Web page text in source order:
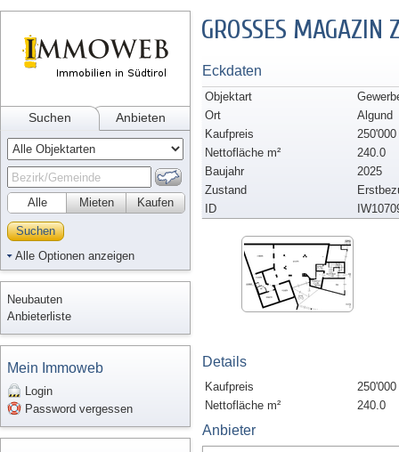
Suchen Anbieten
Alle Kaufen
Mieten
Suchen
Alle Optionen anzeigen
Neubauten
Anbieterliste
Mein Immoweb
Login
Password vergessen
GROSSES MAGAZIN
Eckdaten
Objektart
Ort
Algund
Kaufpreis
250'000
Nettofläche m²
240.0
Baujahr
2025
Zustand
ID
Details
Kaufpreis
250'000
Nettofläche m²
240.0
Anbieter